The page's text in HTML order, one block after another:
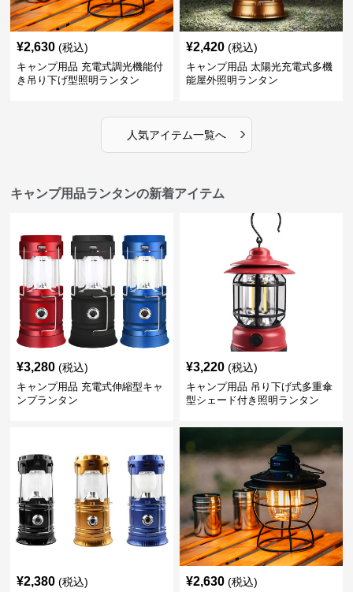
¥2,630 (税込)
キャンプ用品 充電式調光機能付
き吊り下げ型照明ランタン
¥2,420 (税込)
キャンプ用品 太陽光充電式多機
能屋外照明ランタン
人気アイテム一覧へ ›
キャンプ用品ランタンの新着アイテム
¥3,280 (税込)
キャンプ用品 充電式伸縮型キャ
ンプランタン
¥3,220 (税込)
キャンプ用品 吊り下げ式多重傘
型シェード付き照明ランタン
¥2,380 (税込) ¥2,630 (税込)